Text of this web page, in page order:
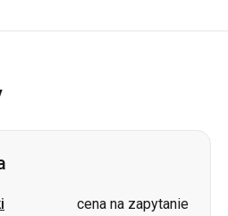
cena na zapytanie